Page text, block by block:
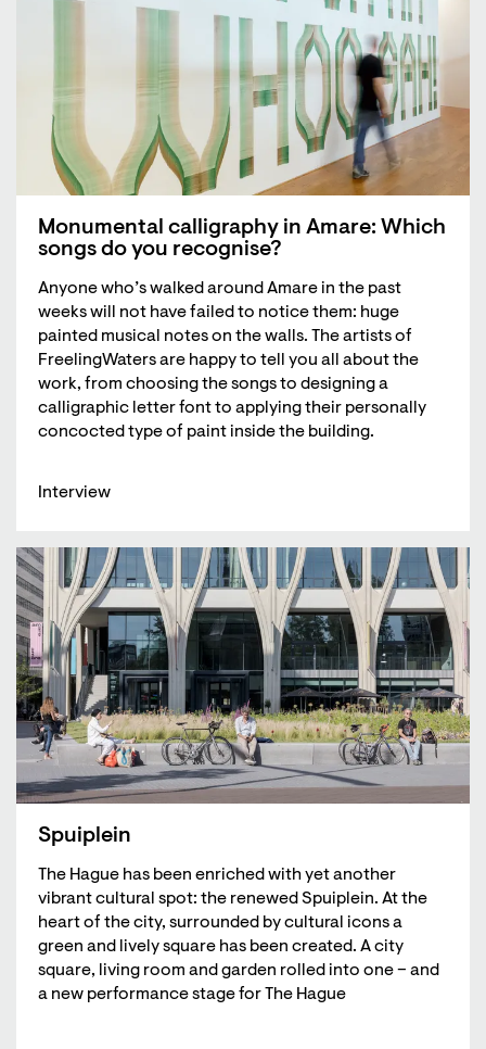
Monumental calligraphy in Amare: Which
songs do you recognise?
Anyone who’s walked around Amare in the past
weeks will not have failed to notice them: huge
painted musical notes on the walls. The artists of
FreelingWaters are happy to tell you all about the
work, from choosing the songs to designing a
calligraphic letter font to applying their personally
concocted type of paint inside the building.
Interview
Spuiplein
The Hague has been enriched with yet another
vibrant cultural spot: the renewed Spuiplein. At the
heart of the city, surrounded by cultural icons a
green and lively square has been created. A city
square, living room and garden rolled into one – and
a new performance stage for The Hague